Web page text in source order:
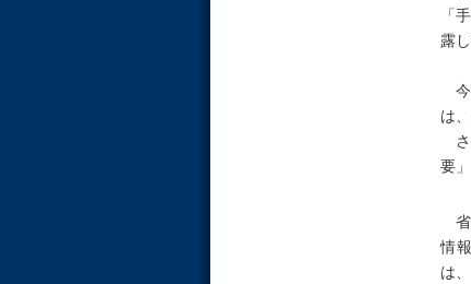
「
露し
今
は
さ
要
省
情
は